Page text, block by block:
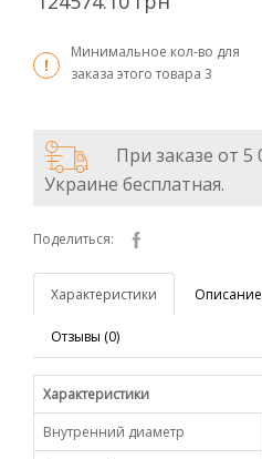
Минимальное кол-во для
заказа этого товара 3
При заказе от 5
Украине бесплатная.
Поделиться:
Характеристики Описание
Отзывы (0)
Характеристики
Внутренний диаметр